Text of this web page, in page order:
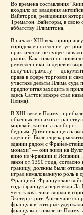
Во времена составления
входило во владения
Вайеторов, резиденция
Трематон. Вайеторы, в свою
аббатству Плимптона.
В начале XIII века приор
городское поселение,
практически не
рынок. Как только он
ремесленники, и деревня
получил грамоту —
права в сфере торговли и
участков дельты Плима суда
предпочитая заходить в
здесь Саттон вскоре стал
Плима).
В XIII веке в Плимут
обычных монахов
мирской жизни, а наоборот
бедным. Доминиканцев
одеяний. Были еще
здании рядом с Фрайез-
монахи" — они жили на
вино из Франции и Испании.
закон от 1390 года,
границу, должны были
играл немаловажную роль в
Францией. Французские
года французы пересекли
чего захватчики вошли в
Экстер-стрит. Англичане
французов, которые
французы отплыли из